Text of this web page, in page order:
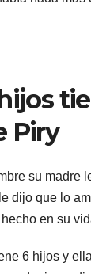
Piry
su madre
dijo que lo
en su
6 hijos y